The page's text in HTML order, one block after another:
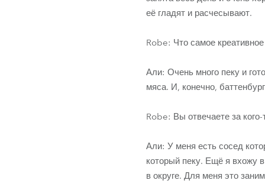
её гладят и расчесывают.
Robe: Что самое
Али: Очень много пеку и
мяса. И, конечно,
Robe: Вы отвечаете за
Али: У меня есть сосед
который пеку. Ещё я вхожу
в округе. Для меня это